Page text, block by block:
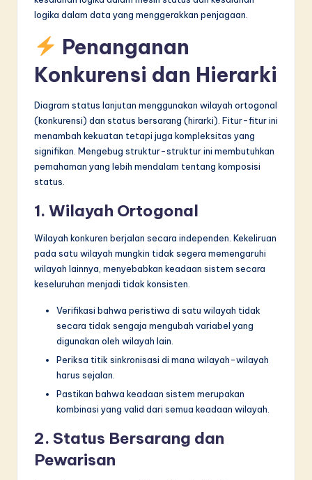
logika dalam data yang menggerakkan penjagaan.
Penanganan
Konkurensi dan Hierarki
Diagram status lanjutan menggunakan wilayah ortogonal
(konkurensi) dan status bersarang (hirarki). Fitur-fitur ini
menambah kekuatan tetapi juga kompleksitas yang
signifikan. Mengebug struktur-struktur ini membutuhkan
pemahaman yang lebih mendalam tentang komposisi
status.
1. Wilayah Ortogonal
Wilayah konkuren berjalan secara independen. Kekeliruan
pada satu wilayah mungkin tidak segera memengaruhi
wilayah lainnya, menyebabkan keadaan sistem secara
keseluruhan menjadi tidak konsisten.
Verifikasi bahwa peristiwa di satu wilayah tidak
secara tidak sengaja mengubah variabel yang
digunakan oleh wilayah lain.
Periksa titik sinkronisasi di mana wilayah-wilayah
harus sejalan.
Pastikan bahwa keadaan sistem merupakan
kombinasi yang valid dari semua keadaan wilayah.
2. Status Bersarang dan
Pewarisan